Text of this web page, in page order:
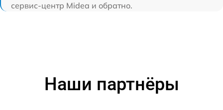
сервис-центр Midea и обратно.
Наши партнёры